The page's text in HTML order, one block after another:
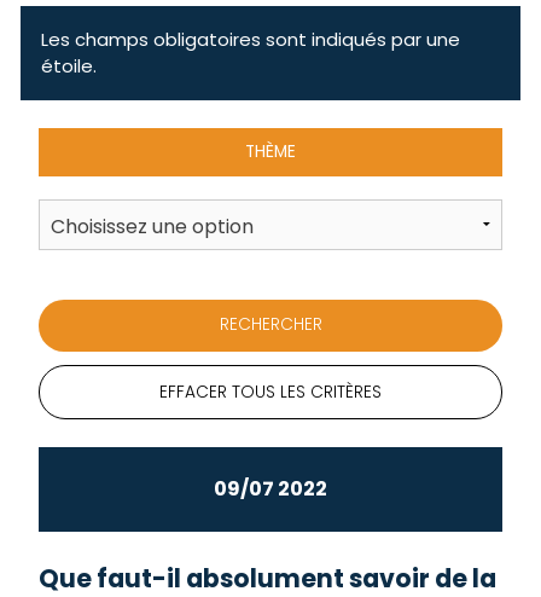
Les champs obligatoires sont indiqués par une
étoile.
THÈME
EFFACER TOUS LES CRITÈRES
09/07 2022
Que faut-il absolument savoir de la